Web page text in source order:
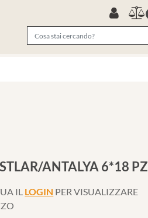
ANTALYA 6*18 PZ
IL LOGIN PER VISUALIZZARE